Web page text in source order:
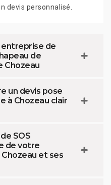
devis personnalisé.
entreprise de
de
Chozeau
un devis pose
à Chozeau clair
SOS
de votre
et ses